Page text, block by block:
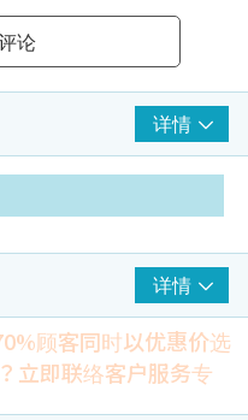
论
详情
详情
顾客同时以优惠价选
立即联络客户服务专